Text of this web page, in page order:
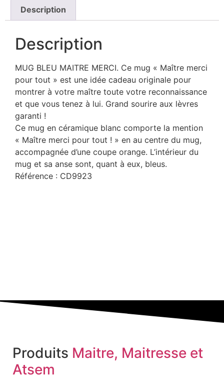
Description
Description
MUG BLEU MAITRE MERCI. Ce mug « Maître merci
pour tout » est une idée cadeau originale pour
montrer à votre maître toute votre reconnaissance
et que vous tenez à lui. Grand sourire aux lèvres
garanti !
Ce mug en céramique blanc comporte la mention
« Maître merci pour tout ! » en au centre du mug,
accompagnée d’une coupe orange. L’intérieur du
mug et sa anse sont, quant à eux, bleus.
Référence : CD9923
Produits Maitre, Maitresse et
Atsem